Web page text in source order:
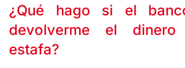
¿Qué hago si el
devolverme el
estafa?